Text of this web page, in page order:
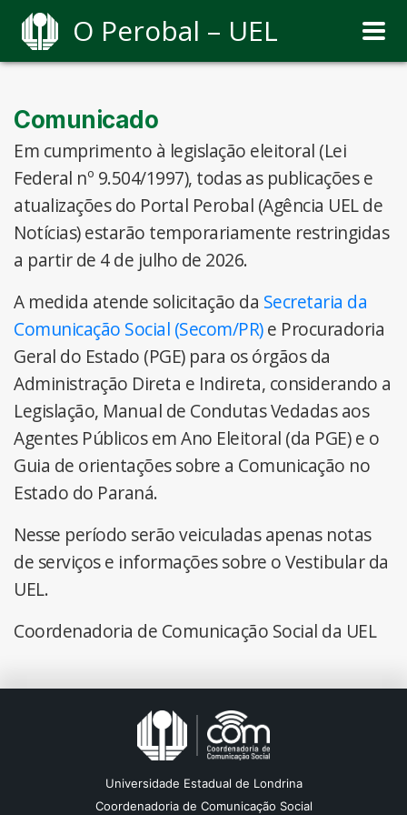
O Perobal – UEL
Comunicado
Em cumprimento à legislação eleitoral (Lei
Federal nº 9.504/1997), todas as publicações e
atualizações do Portal Perobal (Agência UEL de
Notícias) estarão temporariamente restringidas
a partir de 4 de julho de 2026.
A medida atende solicitação da Secretaria da
Comunicação Social (Secom/PR)e Procuradoria
Geral do Estado (PGE) para os órgãos da
Administração Direta e Indireta, considerando a
Legislação, Manual de Condutas Vedadas aos
Agentes Públicos em Ano Eleitoral (da PGE) e o
Guia de orientações sobre a Comunicação no
Estado do Paraná.
Nesse período serão veiculadas apenas notas
de serviços e informações sobre o Vestibular da
UEL.
Coordenadoria de Comunicação Social da UEL
Universidade Estadual de Londrina
Coordenadoria de Comunicação Social